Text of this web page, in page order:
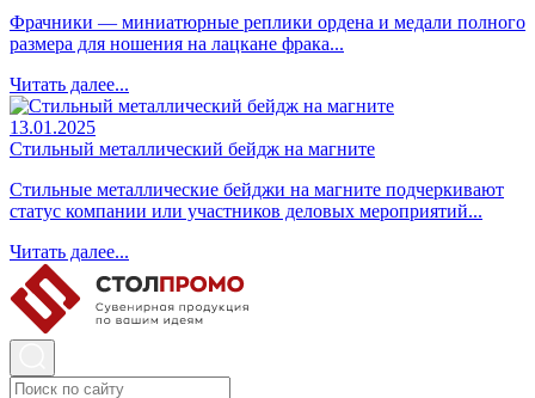
Фрачники — миниатюрные реплики ордена и медали полного
размера для ношения на лацкане фрака...
Читать далее...
13.01.2025
Стильный металлический бейдж на магните
Стильные металлические бейджи на магните подчеркивают
статус компании или участников деловых мероприятий...
Читать далее...